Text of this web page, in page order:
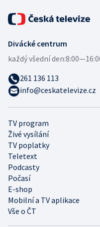
TV program
Živé vysílání
TV poplatky
Teletext
Podcasty
Počasí
E-shop
Mobilní a TV aplikace
Vše o ČT
Divácké centrum
každý všední den:
261 136 113
info@ceskatelevize.cz